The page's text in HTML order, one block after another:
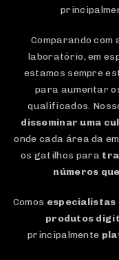
Comparando com
laboratório, em
estamos sempre
para aumentar
qualificados.
disseminar uma
onde cada área da
os gatilhos para
números
Comos especialistas
produtos
principalmente